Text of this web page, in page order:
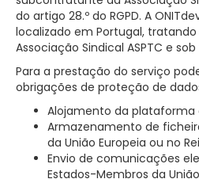
do artigo 28.º do RGPD. A
localizado em Portugal,
Associação Sindical ASPTC e
Para a prestação do serviço
obrigações de proteção de
Alojamento da plataforma
Armazenamento de
da União Europeia ou no
Envio de comunicações
Estados-Membros da